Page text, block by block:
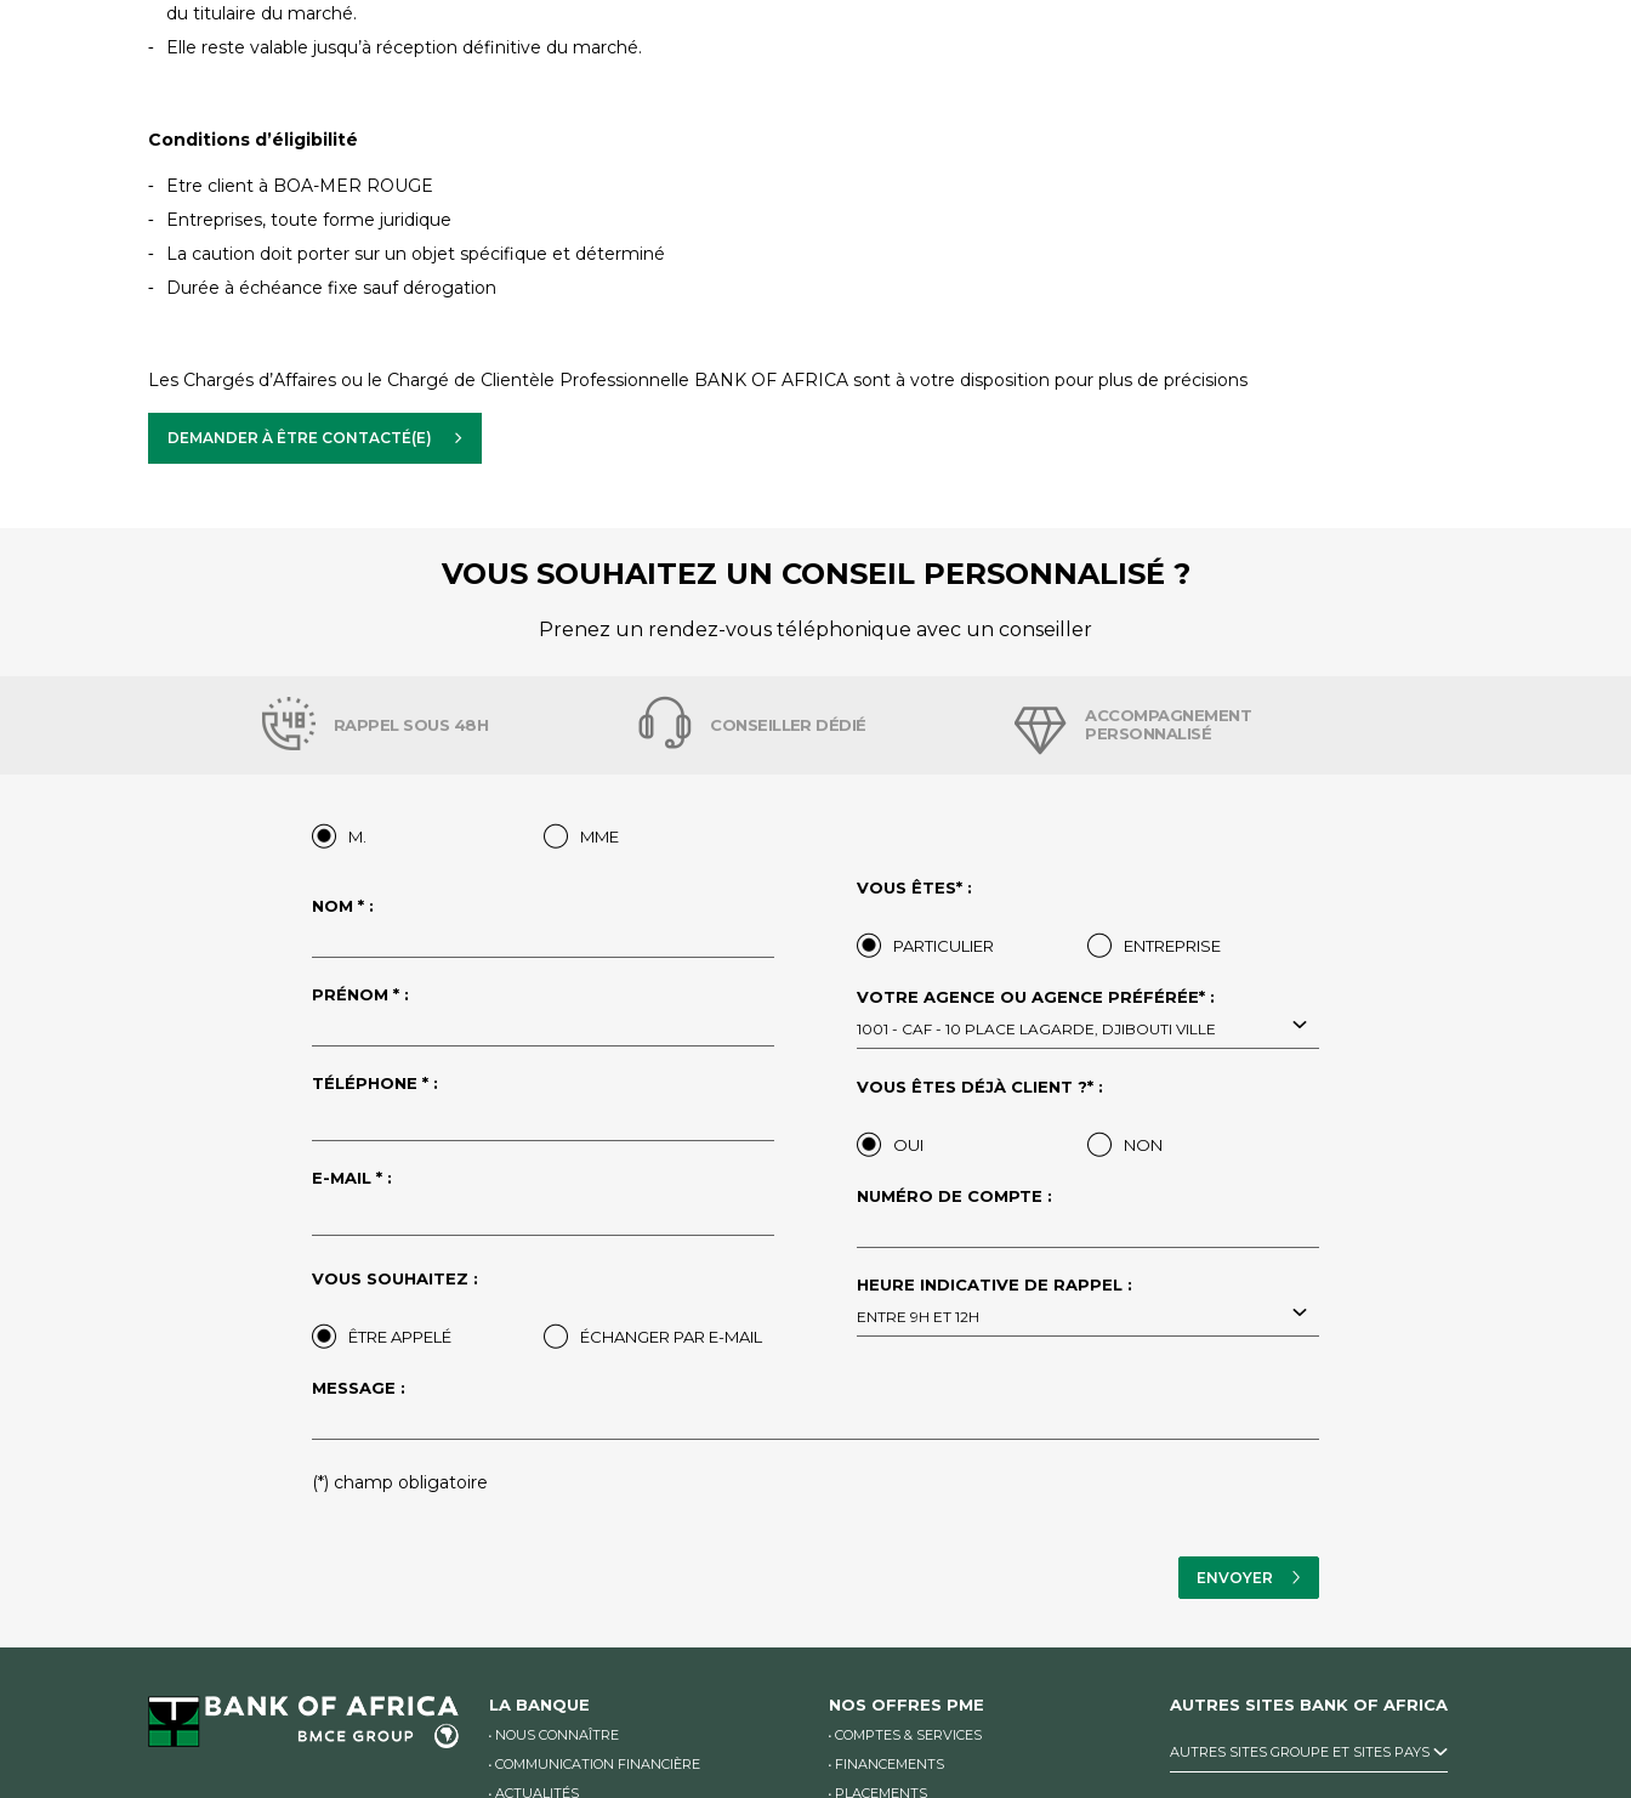
du titulaire du marché.
Elle reste valable jusqu’à réception définitive du marché.
Conditions d’éligibilité
Etre client à BOA-MER ROUGE
Entreprises, toute forme juridique
La caution doit porter sur un objet spécifique et déterminé
Durée à échéance fixe sauf dérogation
Les Chargés d’Affaires ou le Chargé de Clientèle Professionnelle BANK OF AFRICA sont à votre disposition pour plus de précisions
DEMANDER À ÊTRE CONTACTÉ(E)
VOUS SOUHAITEZ UN CONSEIL PERSONNALISÉ ?
Prenez un rendez-vous téléphonique avec un conseiller
RAPPEL SOUS 48H CONSEILLER DÉDIÉ
ACCOMPAGNEMENT
PERSONNALISÉ
M. MME
NOM * :
PRÉNOM * :
TÉLÉPHONE * :
E-MAIL * :
VOUS SOUHAITEZ :
ÊTRE APPELÉ ÉCHANGER PAR E-MAIL
VOUS ÊTES* :
PARTICULIER ENTREPRISE
VOTRE AGENCE OU AGENCE PRÉFÉRÉE* :
1001 - CAF - 10 PLACE LAGARDE, DJIBOUTI VILLE
VOUS ÊTES DÉJÀ CLIENT ?* :
OUI NON
NUMÉRO DE COMPTE :
HEURE INDICATIVE DE RAPPEL :
ENTRE 9H ET 12H
MESSAGE :
(*) champ obligatoire
LA BANQUE
NOUS CONNAÎTRE
COMMUNICATION FINANCIÈRE
ACTUALITÉS
NOS OFFRES PME
COMPTES & SERVICES
FINANCEMENTS
PLACEMENTS
AUTRES SITES BANK OF AFRICA
AUTRES SITES GROUPE ET SITES PAYS